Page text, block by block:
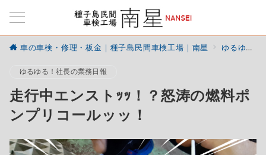
車の車検・修理・板金｜種子島民間車検工場｜南星 ゆるゆる！社長の業務日報
ゆるゆる！社長の業務日報
走行中エンストｯｯ！？怒涛の燃料ポ
ンプリコールッッ！